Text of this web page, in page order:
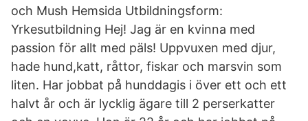
och Mush Hemsida Utbildningsform:
Yrkesutbildning Hej! Jag är en kvinna med
passion för allt med päls! Uppvuxen med djur,
hade hund,katt, råttor, fiskar och marsvin som
liten. Har jobbat på hunddagis i över ett och ett
halvt år och är lycklig ägare till 2 perserkatter